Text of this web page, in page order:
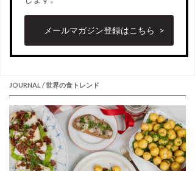
メールマガジン登録はこちら
JOURNAL / 世界の食トレンド